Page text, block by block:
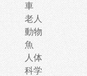
車
老人
動物
魚
人体
科学